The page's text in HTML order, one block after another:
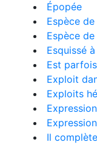
Épopée
Espèce
Espèce
Esquissé
Est
Exploit
Exploits
Il